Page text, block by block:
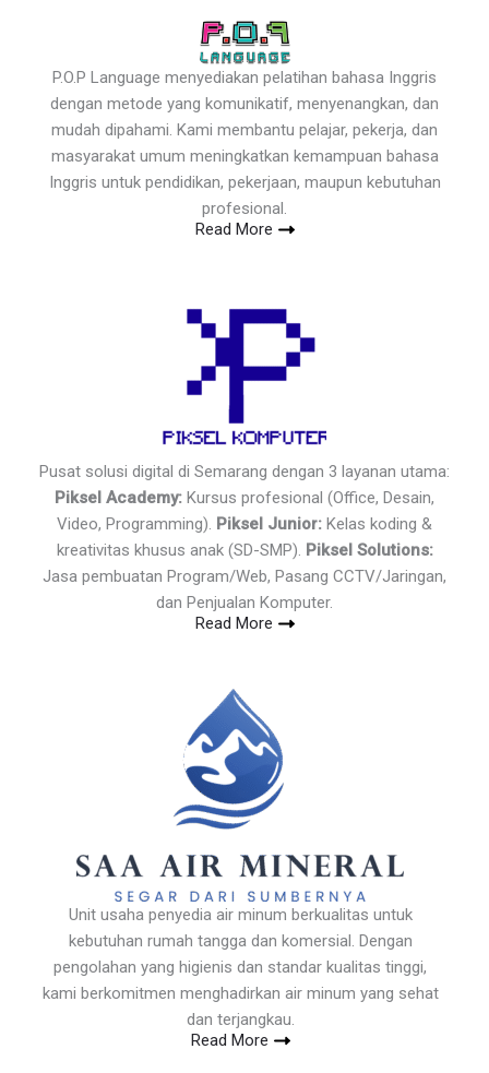
P.O.P Language menyediakan pelatihan bahasa Inggris
dengan metode yang komunikatif, menyenangkan, dan
mudah dipahami. Kami membantu pelajar, pekerja, dan
masyarakat umum meningkatkan kemampuan bahasa
Inggris untuk pendidikan, pekerjaan, maupun kebutuhan
profesional.
Read More
Pusat solusi digital di Semarang dengan 3 layanan utama:
Piksel Academy: Kursus profesional (Office, Desain,
Video, Programming). Piksel Junior: Kelas koding &
kreativitas khusus anak (SD-SMP). Piksel Solutions:
Jasa pembuatan Program/Web, Pasang CCTV/Jaringan,
dan Penjualan Komputer.
Read More
Unit usaha penyedia air minum berkualitas untuk
kebutuhan rumah tangga dan komersial. Dengan
pengolahan yang higienis dan standar kualitas tinggi,
kami berkomitmen menghadirkan air minum yang sehat
dan terjangkau.
Read More